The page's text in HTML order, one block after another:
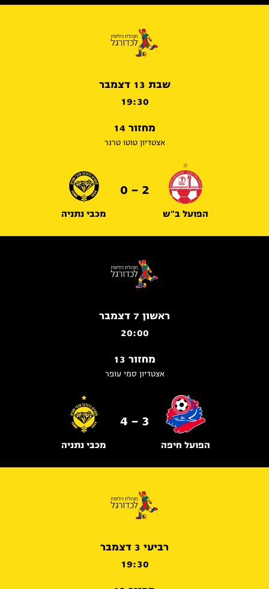
שבת 13 דצמבר
19:30
מחזור 14
אצטדיון טוטו טרנר
הפועל ב"ש
2 - 0
מכבי נתניה
ראשון 7 דצמבר
20:00
מחזור 13
אצטדיון סמי עופר
הפועל חיפה
3 - 4
מכבי נתניה
רביעי 3 דצמבר
19:30